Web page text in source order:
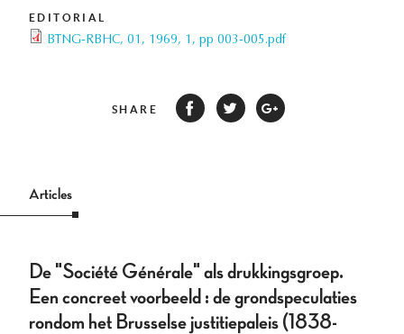
EDITORIAL
BTNG-RBHC, 01, 1969, 1, pp 003-005.pdf
SHARE
Articles
De "Société Générale" als drukkingsgroep.
Een concreet voorbeeld : de grondspeculaties
rondom het Brusselse justitiepaleis (1838-